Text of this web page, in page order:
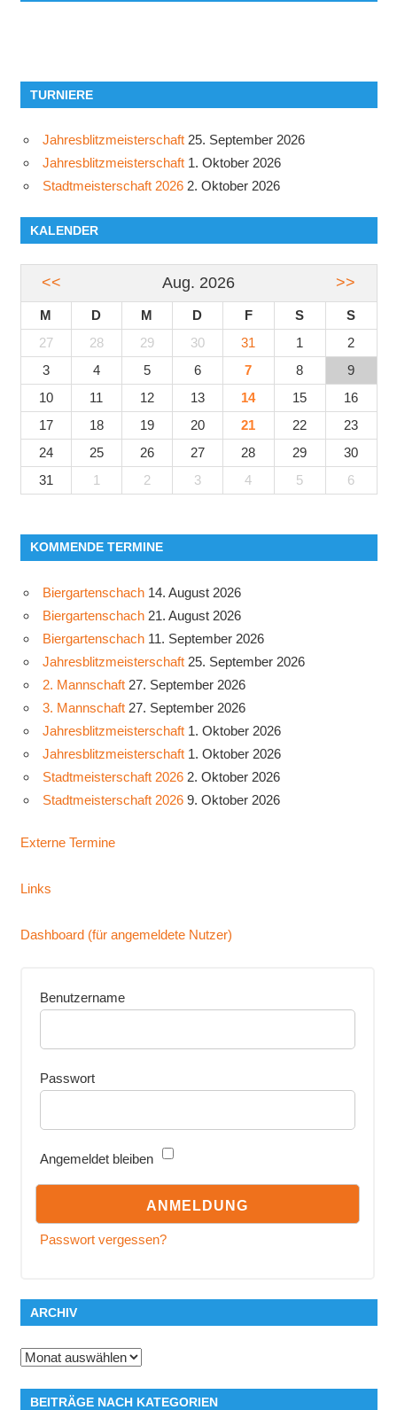
TURNIERE
Jahresblitzmeisterschaft 25. September 2026
Jahresblitzmeisterschaft 1. Oktober 2026
Stadtmeisterschaft 2026 2. Oktober 2026
KALENDER
<< Aug. 2026 >>
M D M D F S
S
27
28 29 30 31 1
2
3
4 5 6 7 8
9
10
11 12 13 14 15
16
17
18 19 20 21 22
23
24
25 26 27 28 29
30
31
1 2 3 4 5 6
KOMMENDE TERMINE
Biergartenschach 14. August 2026
Biergartenschach 21. August 2026
Biergartenschach 11. September 2026
Jahresblitzmeisterschaft 25. September 2026
2. Mannschaft 27. September 2026
3. Mannschaft 27. September 2026
Jahresblitzmeisterschaft 1. Oktober 2026
Jahresblitzmeisterschaft 1. Oktober 2026
Stadtmeisterschaft 2026 2. Oktober 2026
Stadtmeisterschaft 2026 9. Oktober 2026
Externe Termine
Links
Dashboard (für angemeldete Nutzer)
Benutzername
Passwort
Angemeldet bleiben
Passwort vergessen?
ARCHIV
Archiv
BEITRÄGE NACH KATEGORIEN